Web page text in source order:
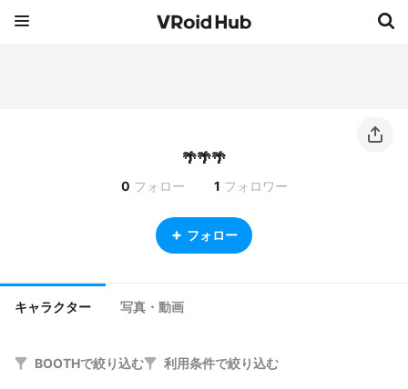
🌴🌴🌴
0 フォロー 1 フォロワー
フォロー
キャラクター 写真・動画
BOOTHで絞り込む 利用条件で絞り込む